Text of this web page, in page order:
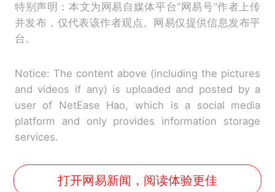
特别声明：本文为网易自媒体平台“网易号”作者上传
并发布，仅代表该作者观点。网易仅提供信息发布平
台。
Notice: The content above (including the pictures
and videos if any) is uploaded and posted by a
user of NetEase Hao, which is a social media
platform and only provides information storage
services.
打开网易新闻，阅读体验更佳